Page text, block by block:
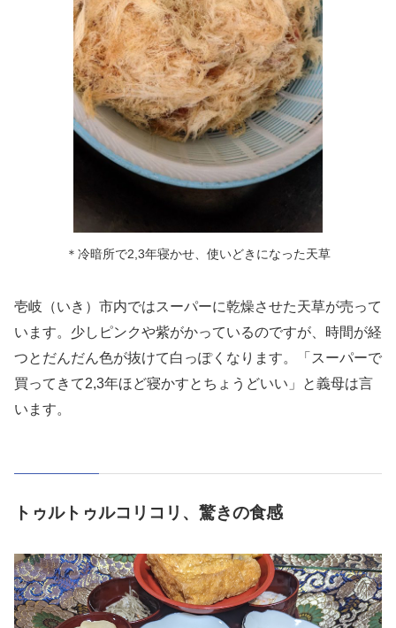
＊冷暗所で2,3年寝かせ、使いどきになった天草
壱岐（いき）市内ではスーパーに乾燥させた天草が売って
います。少しピンクや紫がかっているのですが、時間が経
つとだんだん色が抜けて白っぽくなります。「スーパーで
買ってきて2,3年ほど寝かすとちょうどいい」と義母は言
います。
トゥルトゥルコリコリ、驚きの食感